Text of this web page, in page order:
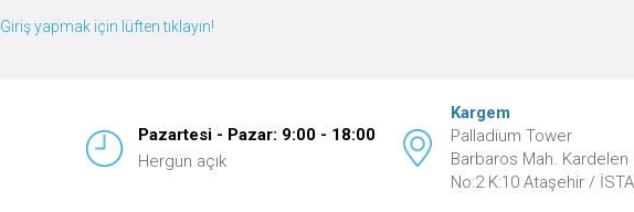
Giriş yapmak için lüften tıklayın!
Pazartesi - Pazar: 9:00 - 18:00
Hergün açık
Kargem
Palladium Tower
Barbaros Mah. Kardelen
No:2 K:10 Ataşehir /